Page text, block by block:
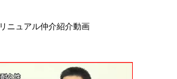
リニュアル仲介紹介動画